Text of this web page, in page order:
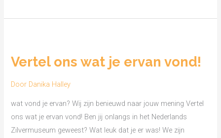
Vertel ons wat je ervan vond!
Door Danika Halley
wat vond je ervan? Wij zijn benieuwd naar jouw mening Vertel
ons wat je ervan vond! Ben jij onlangs in het Nederlands
Zilvermuseum geweest? Wat leuk dat je er was! We zijn
wat
ervan
vond!